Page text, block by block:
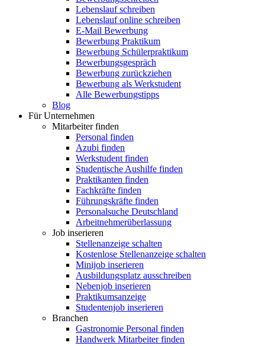
Lebenslauf schreiben
Lebenslauf online schreiben
E-Mail Bewerbung
Bewerbung Praktikum
Bewerbung Schülerpraktikum
Bewerbungsgespräch
Bewerbung zurückziehen
Bewerbung als Werkstudent
Alle Bewerbungstipps
Blog
Für Unternehmen
Mitarbeiter finden
Personal finden
Azubi finden
Werkstudent finden
Studentische Aushilfe finden
Praktikanten finden
Fachkräfte finden
Führungskräfte finden
Personalsuche Deutschland
Arbeitnehmerüberlassung
Job inserieren
Stellenanzeige schalten
Kostenlose Stellenanzeige schalten
Minijob inserieren
Ausbildungsplatz ausschreiben
Nebenjob inserieren
Praktikumsanzeige
Studentenjob inserieren
Branchen
Gastronomie Personal finden
Handwerk Mitarbeiter finden